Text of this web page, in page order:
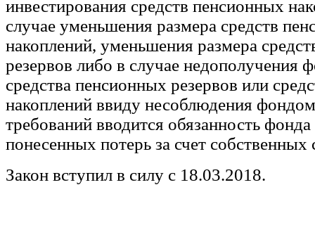
инвестирования средств пенсионных
случае уменьшения размера средств
накоплений, уменьшения размера
резервов либо в случае недополучения
средства пенсионных резервов или
накоплений ввиду несоблюдения
требований вводится обязанность
понесенных потерь за счет собственных
Закон вступил в силу с 18.03.2018.